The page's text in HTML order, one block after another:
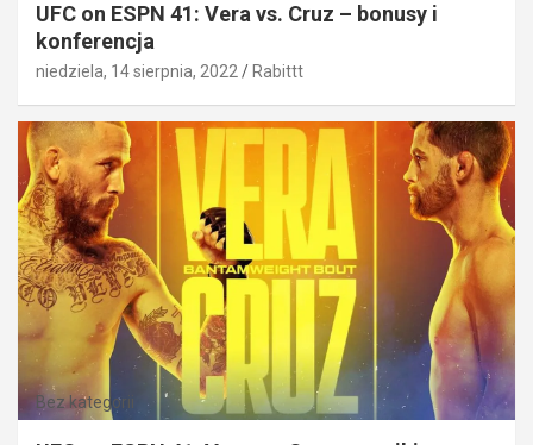
UFC on ESPN 41: Vera vs. Cruz – bonusy i
konferencja
niedziela, 14 sierpnia, 2022 Rabittt
Bez kategorii